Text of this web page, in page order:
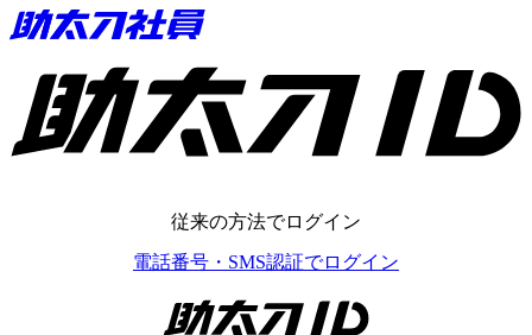
助太刀ID
従来の方法でログイン
電話番号・SMS認証でログイン
助太刀ID